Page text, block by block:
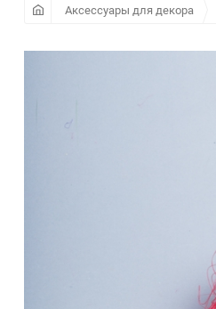
Аксессуары для декора